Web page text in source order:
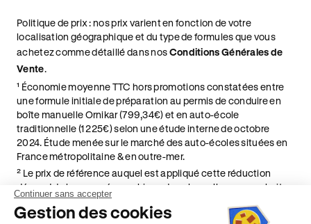
Politique de prix : nos prix varient en fonction de votre
localisation géographique et du type de formules que vous
achetez comme détaillé dans nosConditions Générales de
Vente.
¹ Économie moyenne TTC hors promotions constatées entre
une formule initiale de préparation au permis de conduire en
boîte manuelle Ornikar (799,34€) et en auto-école
traditionnelle (1 225€) selon une étude interne de octobre
2024. Étude menée sur le marché des auto-écoles situées en
France métropolitaine & en outre-mer.
² Le prix de référence auquel est appliqué cette réduction
dépend de la zone géographique dans laquelle vous souhaitez
effectuer vos heures de conduite conformément à l'Article 6
de nos Conditions Générales de Vente
Continuer sans accepter
Gestion des cookies